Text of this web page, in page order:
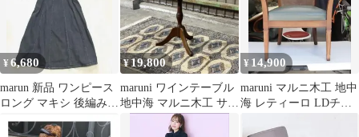
¥6,680
marun 新品 ワンピース
ロング マキシ 後編み上
¥19,800
maruni ワインテーブル
地中海 マルニ木工 サイ
ドテーブル 丸テーブル
¥ 14,900
maruni マルニ木工 地中
海 レティーロ LDチェ